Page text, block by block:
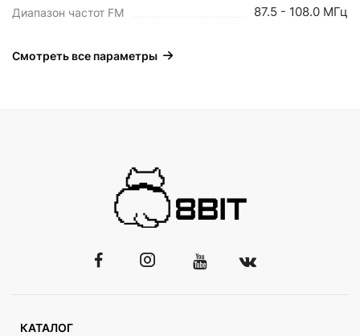
Диапазон частот FM 87.5 - 108.0 МГц
Смотреть все параметры
КАТАЛОГ